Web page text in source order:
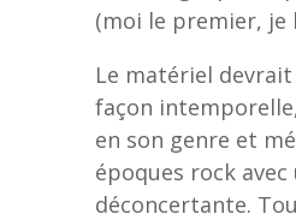
(moi le premier, je
Le matériel
façon
en son genre et
époques rock
déconcertante.